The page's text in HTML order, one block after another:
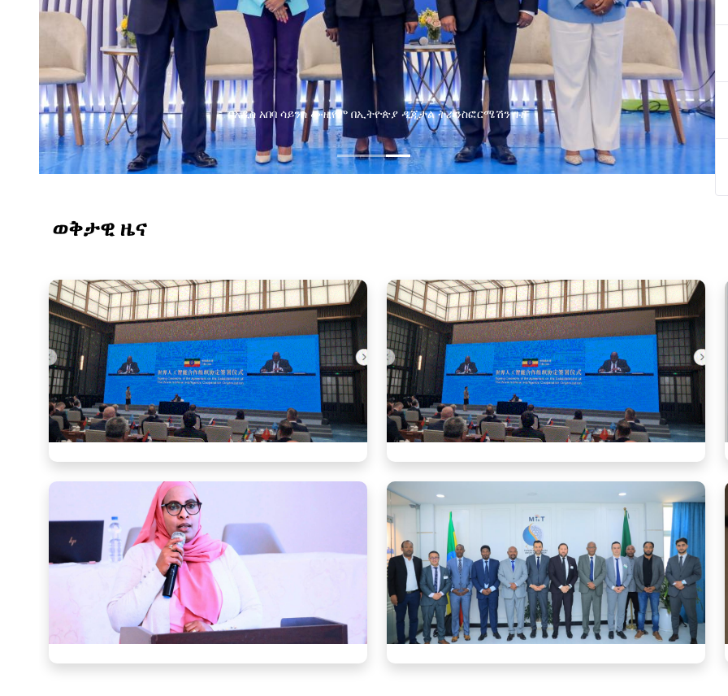
በአዲስ አበባ ሳይንስ ሙዚየም በኢትዮጵያ ዲጂታል ትራንስፎርሜሽን ጉዞ
ወቅታዊ ዜና